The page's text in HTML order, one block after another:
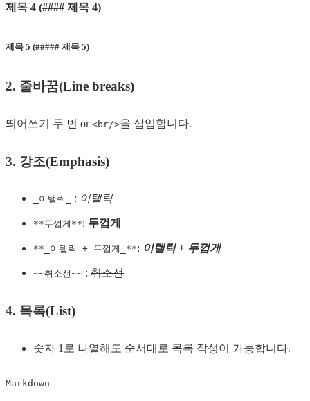
제목 4 (#### 제목 4)
제목 5 (##### 제목 5)
2. 줄바꿈(Line breaks)
띄어쓰기 두 번 or <br/>을 삽입합니다.
3. 강조(Emphasis)
_이탤릭_ : 이탤릭
**두껍게**: 두껍게
**_이텔릭 + 두껍게_**: 이텔릭 + 두껍게
~~취소선~~ : 취소선
4. 목록(List)
숫자 1로 나열해도 순서대로 목록 작성이 가능합니다.
Markdown